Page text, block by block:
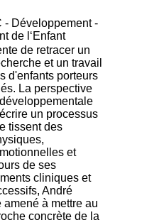
- Développement -
de l‘Enfant
de retracer un
et un travail
d'enfants porteurs
La perspective
un processus
tissent des
et
de ses
cliniques et
André
amené à mettre au
concrète de la